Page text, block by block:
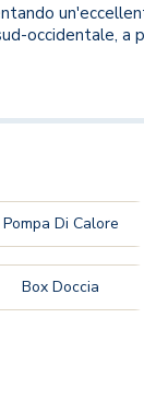
occidentale, a
Pompa Di Calore
Box Doccia